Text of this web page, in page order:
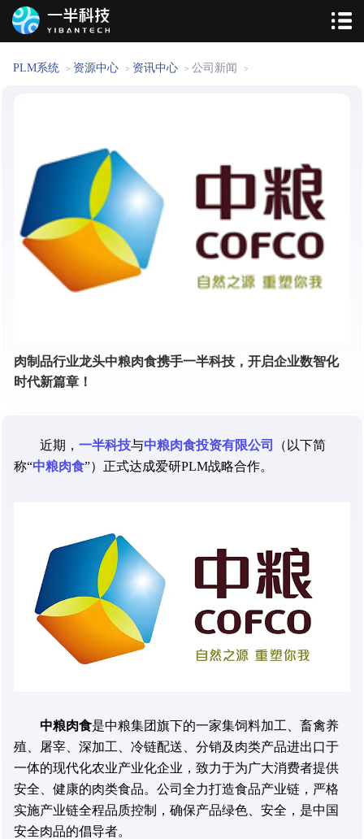
PLM系统 > 资源中心 > 资讯中心 > 公司新闻 >
肉制品行业龙头中粮肉食携手一半科技，开启企业数智化
时代新篇章！
近期， 一半科技与中粮肉食投资有限公司
（以下简
称“中粮肉食”）正式达成爱研PLM战略合作。
中粮肉食是中粮集团旗下的一家集饲料加工、畜禽养
殖、屠宰、深加工、冷链配送、分销及肉类产品进出口于
一体的现代化农业产业化企业，致力于为广大消费者提供
安全、健康的肉类食品。公司全力打造食品产业链，严格
实施产业链全程品质控制，确保产品绿色、安全，是中国
安全肉品的倡导者。